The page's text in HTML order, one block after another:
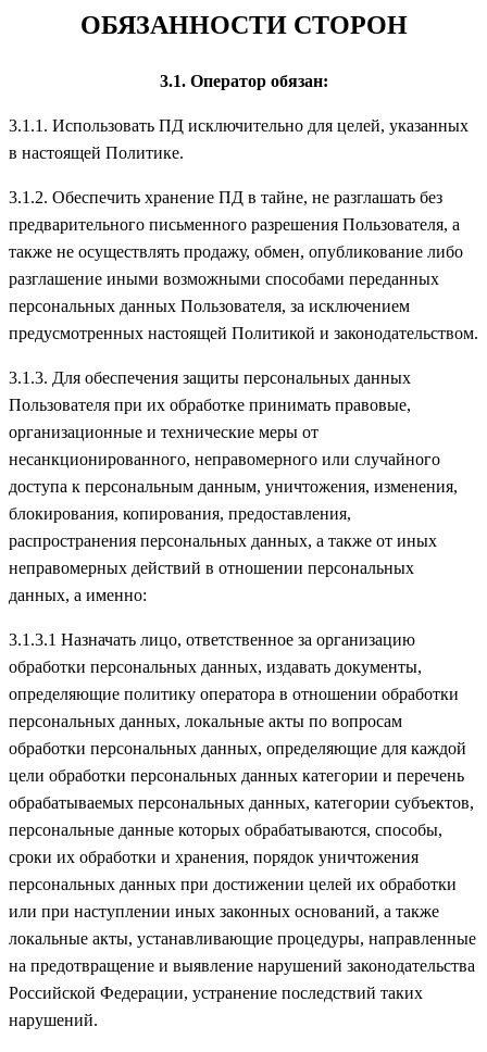
ОБЯЗАННОСТИ СТОРОН
3.1. Оператор обязан:
3.1.1. Использовать ПД исключительно для целей, указанных
в настоящей Политике.
3.1.2. Обеспечить хранение ПД в тайне, не разглашать без
предварительного письменного разрешения Пользователя, а
также не осуществлять продажу, обмен, опубликование либо
разглашение иными возможными способами переданных
персональных данных Пользователя, за исключением
предусмотренных настоящей Политикой и законодательством.
3.1.3. Для обеспечения защиты персональных данных
Пользователя при их обработке принимать правовые,
организационные и технические меры от
несанкционированного, неправомерного или случайного
доступа к персональным данным, уничтожения, изменения,
блокирования, копирования, предоставления,
распространения персональных данных, а также от иных
неправомерных действий в отношении персональных
данных, а именно:
3.1.3.1 Назначать лицо, ответственное за организацию
обработки персональных данных, издавать документы,
определяющие политику оператора в отношении обработки
персональных данных, локальные акты по вопросам
обработки персональных данных, определяющие для каждой
цели обработки персональных данных категории и перечень
обрабатываемых персональных данных, категории субъектов,
персональные данные которых обрабатываются, способы,
сроки их обработки и хранения, порядок уничтожения
персональных данных при достижении целей их обработки
или при наступлении иных законных оснований, а также
локальные акты, устанавливающие процедуры, направленные
на предотвращение и выявление нарушений законодательства
Российской Федерации, устранение последствий таких
нарушений.